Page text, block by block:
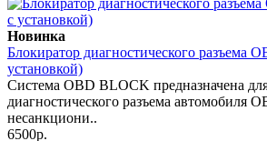
Новинка
Блокиратор диагностического разъема
установкой)
Система OBD BLOCK предназначена
диагностического разъема автомобиля
несанкциони..
6500р.